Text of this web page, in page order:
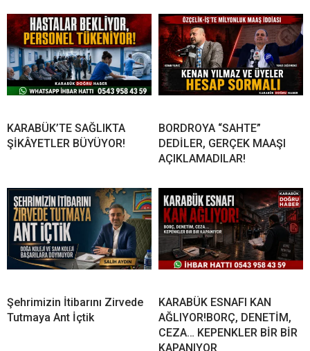
KARABÜK’TE SAĞLIKTA
ŞİKÂYETLER BÜYÜYOR!
BORDROYA “SAHTE”
DEDİLER, GERÇEK MAAŞI
AÇIKLAMADILAR!
Şehrimizin İtibarını Zirvede
Tutmaya Ant İçtik
KARABÜK ESNAFI KAN
AĞLIYOR!BORÇ, DENETİM,
CEZA… KEPENKLER BİR BİR
KAPANIYOR